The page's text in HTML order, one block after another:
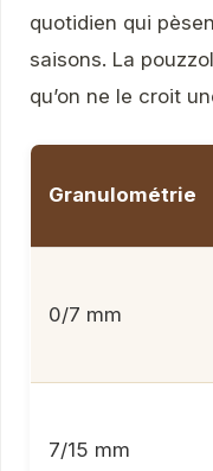
quotidien qui
saisons. La
qu’on ne le croit
Granulométrie
0/7 mm
7/15 mm